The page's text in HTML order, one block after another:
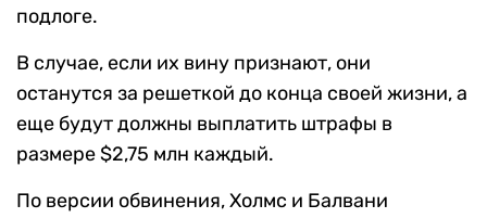
подлоге.
В случае, если их вину признают, они
останутся за решеткой до конца своей жизни, а
еще будут должны выплатить штрафы в
размере $2,75 млн каждый.
По версии обвинения, Холмс и Балвани